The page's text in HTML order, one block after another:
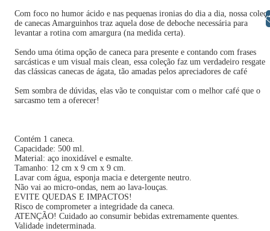
Com foco no humor ácido e nas pequenas ironias do dia a dia, nossa
de canecas Amarguinhos traz aquela dose de deboche necessária para
levantar a rotina com amargura (na medida certa).
Sendo uma ótima opção de caneca para presente e contando com frases
sarcásticas e um visual mais clean, essa coleção faz um verdadeiro resgate
das clássicas canecas de ágata, tão amadas pelos apreciadores de café
Sem sombra de dúvidas, elas vão te conquistar com o melhor café que o
sarcasmo tem a oferecer!
Contém 1 caneca.
Capacidade: 500 ml.
Material: aço inoxidável e esmalte.
Tamanho: 12 cm x 9 cm x 9 cm.
Lavar com água, esponja macia e detergente neutro.
Não vai ao micro-ondas, nem ao lava-louças.
EVITE QUEDAS E IMPACTOS!
Risco de comprometer a integridade da caneca.
ATENÇÃO! Cuidado ao consumir bebidas extremamente quentes.
Validade indeterminada.
Libras